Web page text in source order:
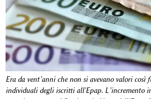
Era da vent’anni che non si avevano valori
individuali degli iscritti all'Epap. L’incremento